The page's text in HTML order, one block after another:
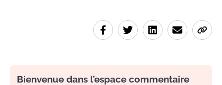
Bienvenue dans l’espace commentaire